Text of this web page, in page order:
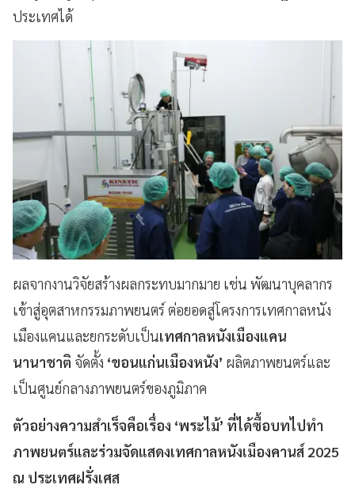
ประเทศได้
ผลจากงานวิจัยสร้างผลกระทบมากมาย เช่น พัฒนาบุคลากร
เข้าสู่อุตสาหกรรมภาพยนตร์ ต่อยอดสู่โครงการเทศกาลหนัง
เมืองแคนและยกระดับเป็นเทศกาลหนังเมืองแคน
นานาชาติ จัดตั้ง ‘ขอนแก่นเมืองหนัง’ ผลิตภาพยนตร์และ
เป็นศูนย์กลางภาพยนตร์ของภูมิภาค
ตัวอย่างความสำเร็จคือเรื่อง ‘พระไม้’ ที่ได้ซื้อบทไปทำ
ภาพยนตร์และร่วมจัดแสดงเทศกาลหนังเมืองคานส์ 2025
ณ ประเทศฝรั่งเศส